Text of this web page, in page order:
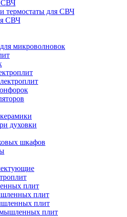
СВЧ
термостаты для СВЧ
СВЧ
микроволновок
духовки
шкафов
плит
плит
плит
плит